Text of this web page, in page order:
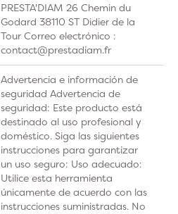
PRESTA'DIAM 26 Chemin du
Godard 38110 ST Didier de la
Tour Correo electrónico :
contact@prestadiam.fr
Advertencia e información de
seguridad Advertencia de
seguridad: Este producto está
destinado al uso profesional y
doméstico. Siga las siguientes
instrucciones para garantizar
un uso seguro: Uso adecuado:
Utilice esta herramienta
únicamente de acuerdo con las
instrucciones suministradas. No